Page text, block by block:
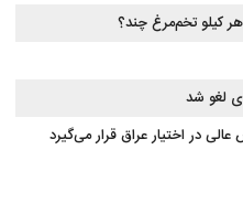
با چه قیمتی به فروش می‌رود؟
کیلو تخم‌مرغ چند؟
لغو شد
در اختیار عراق قرار می‌گیرد